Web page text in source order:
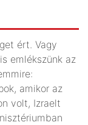
ért. Vagy
emlékszünk az
amikor az
volt, Izraelt